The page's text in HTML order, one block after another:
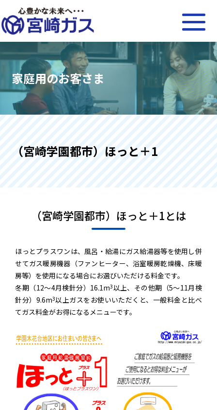
家庭用のお客さま
（宮崎学園都市）ほっと＋1
（宮崎学園都市）ほっと＋1とは
ほっとプラスワンは、風呂・給湯にガス給湯器等を使用し併
せてガス暖房機器（ファンヒーター、浴室暖房乾燥機、床暖
房等）を使用になる場合にお選びいただける料金です。
冬期（12～4月検針分）16.1m3以上、その他期（5～11月検
針分）9.6m3以上ガスをお使いいただくと、一般料金と比べ
てガス料金がお得になるメニューです。